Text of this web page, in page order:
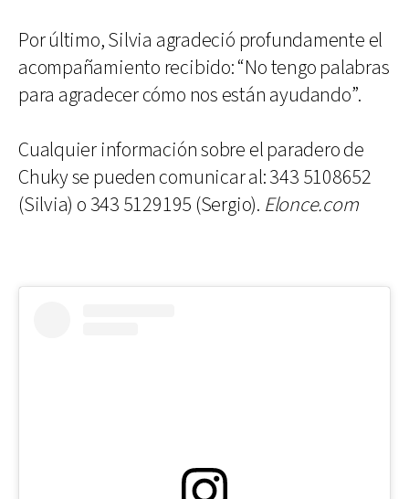
Por último, Silvia agradeció profundamente el
acompañamiento recibido: “No tengo palabras
para agradecer cómo nos están ayudando”.
Cualquier información sobre el paradero de
Chuky se pueden comunicar al: 343 5108652
(Silvia) o 343 5129195 (Sergio). Elonce.com